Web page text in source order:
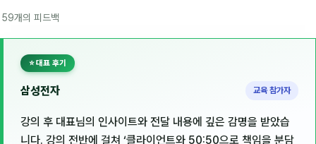
💻 IT · 디지털
📊 프레젠테이션 · 기획
🗣️ 외국어 강의
59개의 피드백
⭐ 대표 후기
삼성전자 교육 참가자
강의 후 대표님의 인사이트와 전달 내용에 깊은 감명을 받았습
니다. 강의 전반에 걸쳐 ‘클라이언트와 50:50으로 책임을 분담